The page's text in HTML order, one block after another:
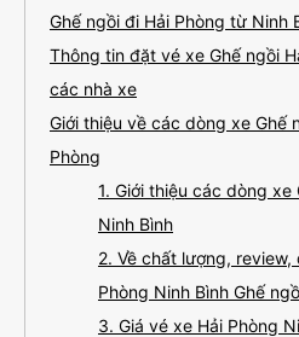
Ghế ngồi đi Hải Phòng từ Ninh
Thông tin đặt vé xe Ghế ngồi
các nhà xe
Giới thiệu về các dòng xe Ghế
Phòng
1. Giới thiệu các dòng xe
Ninh Bình
2. Về chất lượng,
Phòng Ninh Bình Ghế
3. Giá vé xe Hải Phòng